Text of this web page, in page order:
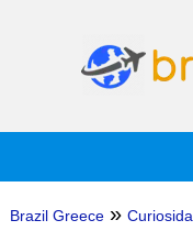
Brazil Greece »